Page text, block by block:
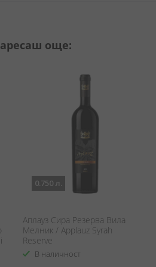
още:
0.750 л.
Аплауз Сира Резерва Вила
Мелник / Applauz Syrah
Reserve
В наличност